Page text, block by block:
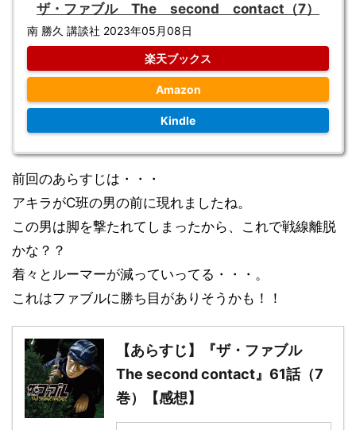
ザ・ファブル The second contact（7）
南 勝久 講談社 2023年05月08日
楽天ブックス
Amazon
Kindle
前回のあらすじは・・・
アキラがC班の男の前に現れましたね。
この男は脚を撃たれてしまったから、これで戦線離脱
かな？？
着々とルーマーが減っていってる・・・。
これはファブルに勝ち目がありそうかも！！
【あらすじ】『ザ・ファブル
The second contact』61話（7
巻）【感想】